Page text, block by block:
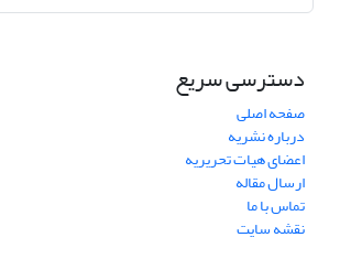
دسترسی سریع
صفحه اصلی
درباره نشریه
اعضای هیات تحریریه
ارسال مقاله
تماس با ما
نقشه سایت